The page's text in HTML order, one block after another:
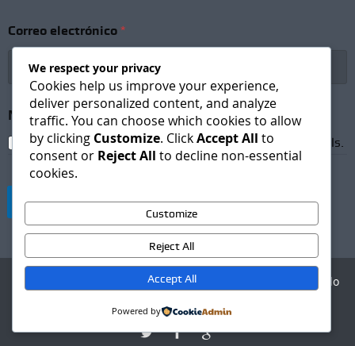
Correo electrónico *
o
r
r
c
Newsletter Subscription*
I agree to receive newsletters and promotional emails.
Suscribirse
Agencia Digital - Desarrollo
We respect your privacy
Cookies help us improve your experience,
deliver personalized content, and analyze
traffic. You can choose which cookies to allow
by clicking Customize. ClickAccept All to
consent or Reject All to decline non-essential
cookies.
Customize
Reject All
Accept All
Powered by